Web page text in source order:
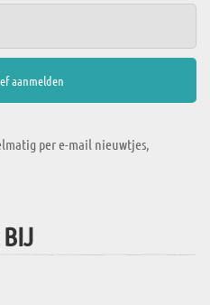
per e-mail nieuwtjes,